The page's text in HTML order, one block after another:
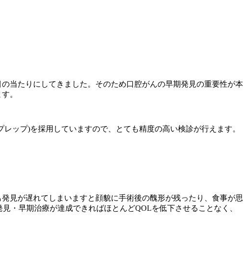
当たりにしてきました。そのため口腔がんの早期発見の重要性が本
。
レップ)を採用していますので、とても精度の高い検診が行えます。
見が遅れてしまいますと顔貌に手術後の醜形が残ったり、食事が思
・早期治療が達成できればほとんどQOLを低下させることなく、